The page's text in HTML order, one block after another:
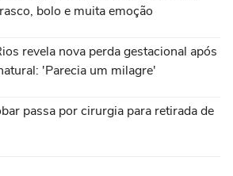
bolo e muita emoção
revela nova perda gestacional após
'Parecia um milagre'
passa por cirurgia para retirada de